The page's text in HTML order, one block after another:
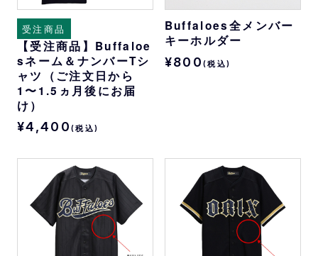
受注商品
【受注商品】Buffaloe
sネーム＆ナンバーTシ
ャツ（ご注文日から
1〜1.5ヵ月後にお届
け）
¥4,400 (税込)
Buffaloes全メンバー
キーホルダー
¥800(税込)